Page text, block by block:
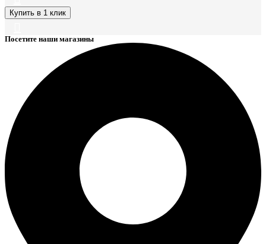
Купить в 1 клик
Посетите наши магазины